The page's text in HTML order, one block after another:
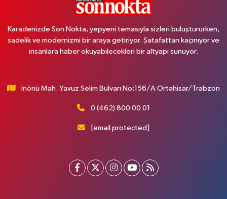
Karadenizde Son Nokta, yepyeni temasıyla sizleri buluştururken,
sadelik ve modernizmi bir araya getiriyor. Şatafattan kaçınıyor ve
insanlara haber okuyabilecekleri bir altyapı sunuyor.
İnönü Mah. Yavuz Selim Bulvarı No:156/A Ortahisar/Trabzon
0 (462) 800 00 01
[email protected]